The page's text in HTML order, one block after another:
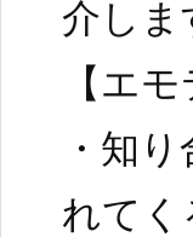
介しま
【エ
・知
れてく